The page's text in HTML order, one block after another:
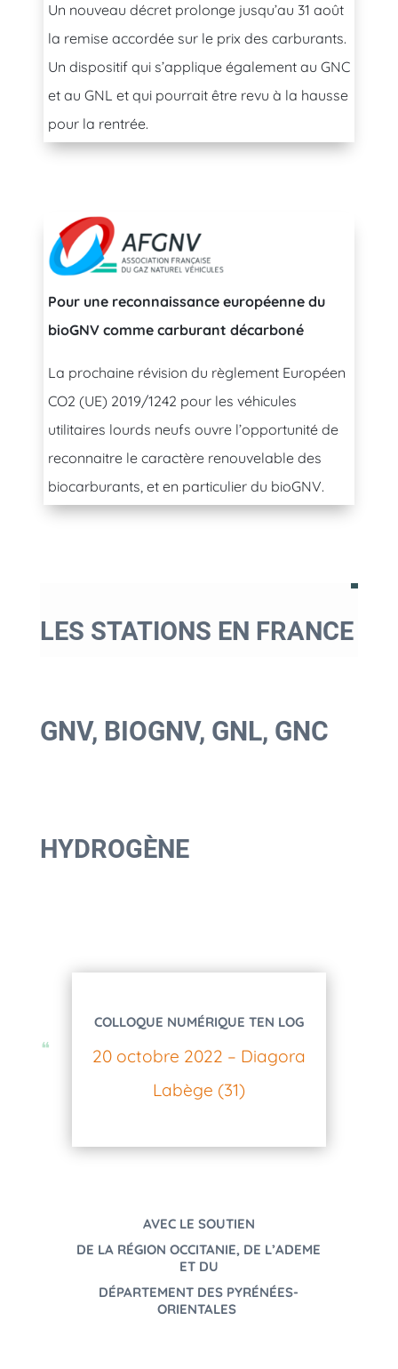
Un nouveau décret prolonge jusqu’au 31 août
la remise accordée sur le prix des carburants.
Un dispositif qui s’applique également au GNC
et au GNL et qui pourrait être revu à la hausse
pour la rentrée.
Pour une reconnaissance européenne du
bioGNV comme carburant décarboné
La prochaine révision du règlement Européen
CO2 (UE) 2019/1242 pour les véhicules
utilitaires lourds neufs ouvre l’opportunité de
reconnaitre le caractère renouvelable des
biocarburants, et en particulier du bioGNV.
LES STATIONS EN FRANCE
GNV, BIOGNV, GNL, GNC
HYDROGÈNE
COLLOQUE NUMÉRIQUE TEN LOG
20 octobre 2022 – Diagora
Labège (31)
AVEC LE SOUTIEN
DE LA RÉGION OCCITANIE, DE L’ADEME
ET DU
DÉPARTEMENT DES PYRÉNÉES-
ORIENTALES